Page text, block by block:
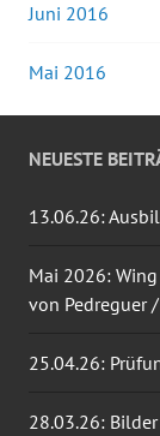
Juni 2016
Mai 2016
NEUESTE
13.06.26:
Mai 2026:
von Pedreguer
25.04.26:
28.03.26: